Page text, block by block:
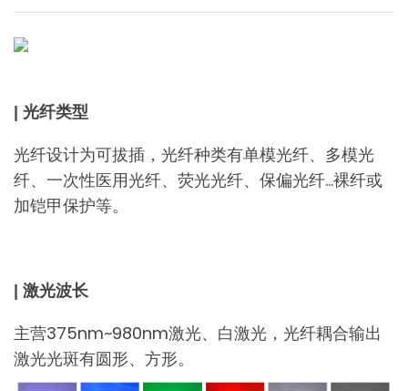
| 光纤类型
光纤设计为可拔插，光纤种类有单模光纤、多模光
纤、一次性医用光纤、荧光光纤、保偏光纤…裸纤或
加铠甲保护等。
| 激光波长
主营375nm~980nm激光、白激光，光纤耦合输出
激光光斑有圆形、方形。